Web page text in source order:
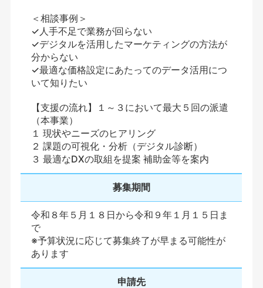
＜相談事例＞
✓人手不足で業務が回らない
✓デジタルを活用したマーケティングの方法が
分からない
✓最適な価格設定にあたってのデータ活用につ
いて知りたい
【支援の流れ】１～３において最大５回の派遣
（本事業）
１ 現状やニーズのヒアリング
２ 課題の可視化・分析（デジタル診断）
３ 最適なDXの取組を提案 補助金等を案内
募集期間
令和８年５月１８日から令和９年１月１５日ま
で
※予算状況に応じて募集終了が早まる可能性が
あります
申請先